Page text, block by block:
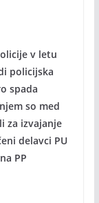
v letu
policijska
spada
so med
za izvajanje
delavci PU
PP